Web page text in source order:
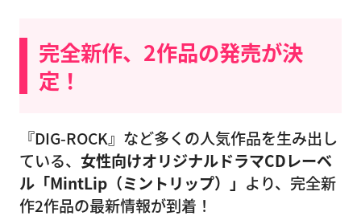
完全新作、2作品の発売が決
定！
『DIG-ROCK』など多くの人気作品を生み出し
ている、 女性向けオリジナルドラマCDレーベ
ル「MintLip（ミントリップ）」 より、完全新
作2作品の最新情報が到着！